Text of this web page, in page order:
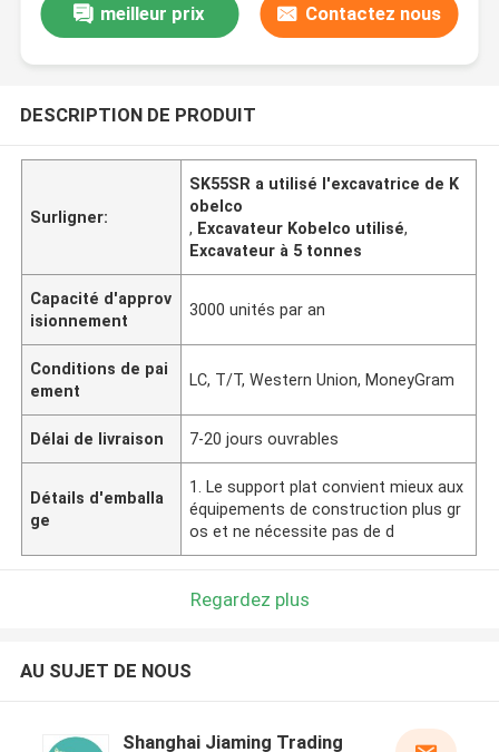
meilleur prix Contactez nous
DESCRIPTION DE PRODUIT
Surligner:
SK55SR a utilisé l'excavatrice de K
obelco
, Excavateur Kobelco utilisé,
Excavateur à 5 tonnes
Capacité d'approv
isionnement
3000 unités par an
Conditions de pai
ement
LC, T/T, Western Union, MoneyGram
Délai de livraison 7-20 jours ouvrables
Détails d'emballa
ge
1. Le support plat convient mieux aux
équipements de construction plus gr
os et ne nécessite pas de d
Regardez plus
AU SUJET DE NOUS
Shanghai Jiaming Trading